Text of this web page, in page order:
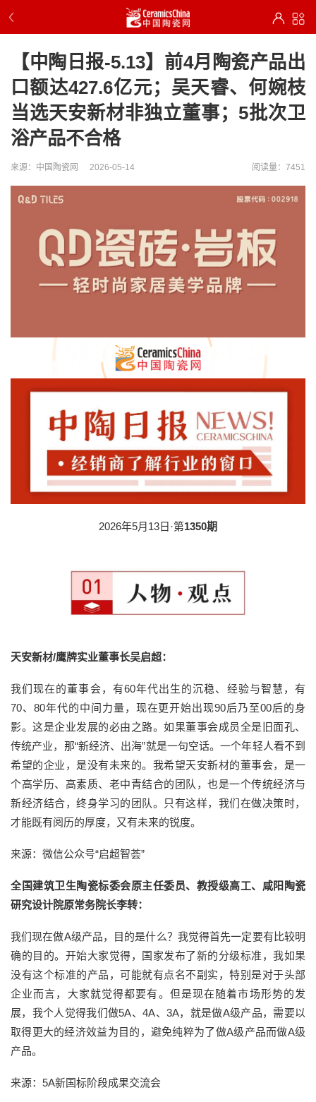
【中陶日报-5.13】前4月陶瓷产品出
口额达427.6亿元；吴天睿、何婉枝
当选天安新材非独立董事；5批次卫
浴产品不合格
来源：中国陶瓷网 2026-05-14 阅读量：7451
2026年5月13日·第1350期
天安新材/鹰牌实业董事长吴启超：
我们现在的董事会，有60年代出生的沉稳、经验与智慧，有
70、80年代的中间力量，现在更开始出现90后乃至00后的身
影。这是企业发展的必由之路。如果董事会成员全是旧面孔、
传统产业，那“新经济、出海”就是一句空话。一个年轻人看不到
希望的企业，是没有未来的。我希望天安新材的董事会，是一
个高学历、高素质、老中青结合的团队，也是一个传统经济与
新经济结合，终身学习的团队。只有这样，我们在做决策时，
才能既有阅历的厚度，又有未来的锐度。
来源：微信公众号“启超智荟”
全国建筑卫生陶瓷标委会原主任委员、教授级高工、咸阳陶瓷
研究设计院原常务院长李转：
我们现在做A级产品，目的是什么？我觉得首先一定要有比较明
确的目的。开始大家觉得，国家发布了新的分级标准，我如果
没有这个标准的产品，可能就有点名不副实，特别是对于头部
企业而言，大家就觉得都要有。但是现在随着市场形势的发
展，我个人觉得我们做5A、4A、3A，就是做A级产品，需要以
取得更大的经济效益为目的，避免纯粹为了做A级产品而做A级
产品。
来源：5A新国标阶段成果交流会